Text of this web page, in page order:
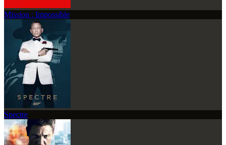
Mission : Impossible
Spectre